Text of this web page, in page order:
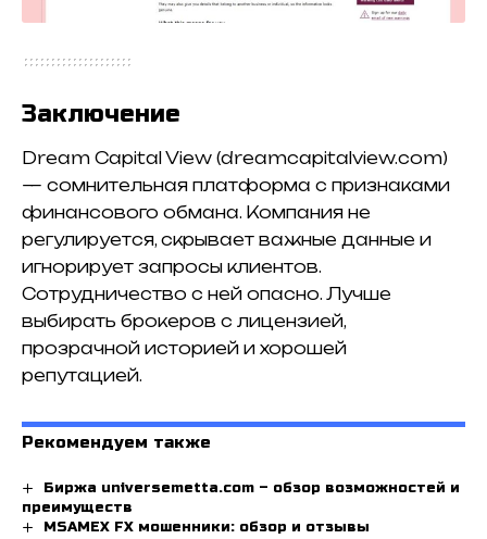
Заключение
Dream Capital View (dreamcapitalview.com)
— сомнительная платформа с признаками
финансового обмана. Компания не
регулируется, скрывает важные данные и
игнорирует запросы клиентов.
Сотрудничество с ней опасно. Лучше
выбирать брокеров с лицензией,
прозрачной историей и хорошей
репутацией.
Рекомендуем также
Биржа universemetta.com – обзор возможностей и
преимуществ
MSAMEX FX мошенники: обзор и отзывы